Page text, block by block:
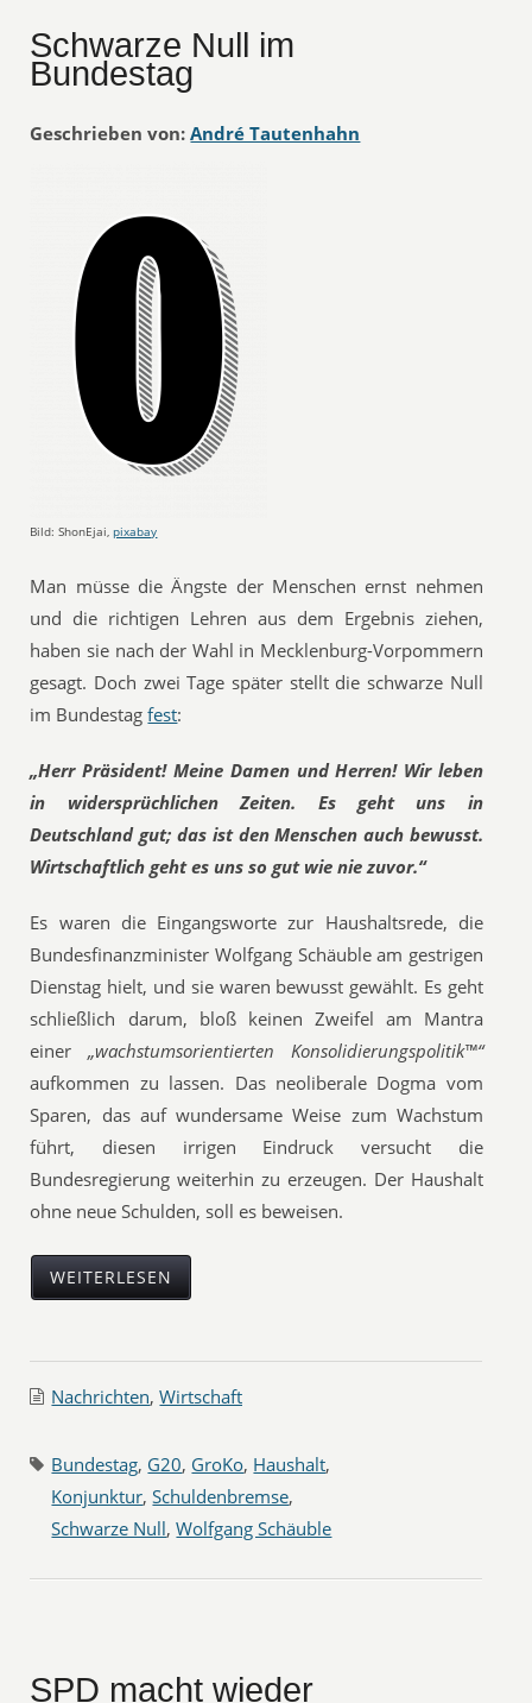
Schwarze Null im
Bundestag
Geschrieben von: André Tautenhahn
Bild: ShonEjai,pixabay
Man müsse die Ängste der Menschen ernst nehmen
und die richtigen Lehren aus dem Ergebnis ziehen,
haben sie nach der Wahl in Mecklenburg-Vorpommern
gesagt. Doch zwei Tage später stellt die schwarze Null
im Bundestagfest:
„Herr Präsident! Meine Damen und Herren! Wir leben
in widersprüchlichen Zeiten. Es geht uns in
Deutschland gut; das ist den Menschen auch bewusst.
Wirtschaftlich geht es uns so gut wie nie zuvor.“
Es waren die Eingangsworte zur Haushaltsrede, die
Bundesfinanzminister Wolfgang Schäuble am gestrigen
Dienstag hielt, und sie waren bewusst gewählt. Es geht
schließlich darum, bloß keinen Zweifel am Mantra
einer„wachstumsorientierten Konsolidierungspolitik™“
aufkommen zu lassen. Das neoliberale Dogma vom
Sparen, das auf wundersame Weise zum Wachstum
führt, diesen irrigen Eindruck versucht die
Bundesregierung weiterhin zu erzeugen. Der Haushalt
ohne neue Schulden, soll es beweisen.
WEITERLESEN
Nachrichten,Wirtschaft
Bundestag, G20, GroKo, Haushalt,
Konjunktur,Schuldenbremse,
Schwarze Null,Wolfgang Schäuble
SPD macht wieder